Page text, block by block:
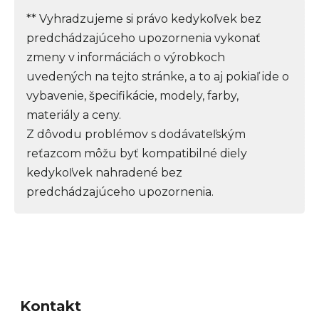
** Vyhradzujeme si právo kedykoľvek bez
predchádzajúceho upozornenia vykonať
zmeny v informáciách o výrobkoch
uvedených na tejto stránke, a to aj pokiaľ ide o
vybavenie, špecifikácie, modely, farby,
materiály a ceny.
Z dôvodu problémov s dodávateľským
reťazcom môžu byť kompatibilné diely
kedykoľvek nahradené bez
predchádzajúceho upozornenia.
Kontakt